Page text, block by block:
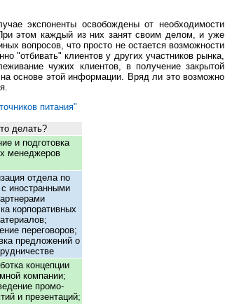
экспоненты освобождены от необходимости
этом каждый из них занят своим делом, и уже
вопросов, что просто не остается возможности
"отбивать" клиентов у других участников рынка,
чужих клиентов, в получение закрытой
основе этой информации. Вряд ли это возможно
питания"
делать?
и подготовка
менеджеров
отдела по
с иностранными
корпоративных
переговоров;
предложений о
концепции
компании;
промо-
и презентаций;